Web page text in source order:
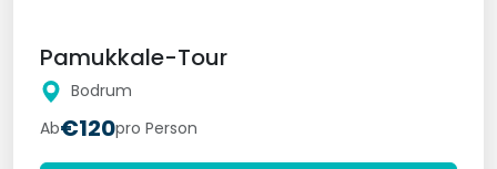
Pamukkale-Tour
Bodrum
Ab€120pro Person